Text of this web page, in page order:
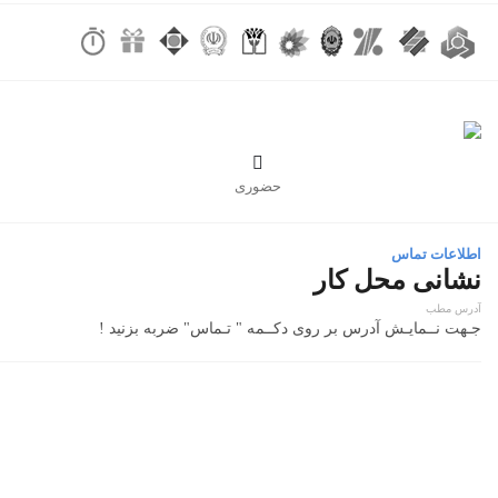

حضوری
اطلاعات تماس
نشانی محل کار
آدرس مطب
جـهت نــمایـش آدرس بر روی دکــمه " تـماس" ضربه بزنید !